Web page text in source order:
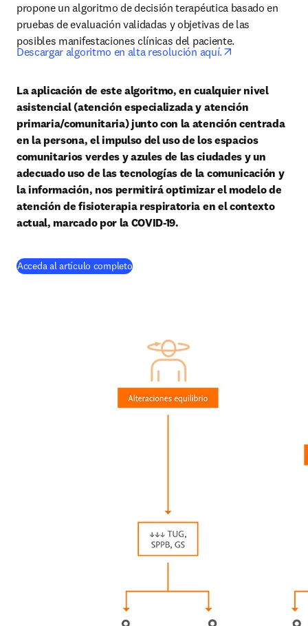
propone un algoritmo de decisión terapéutica basado en
pruebas de evaluación validadas y objetivas de las
posibles manifestaciones clínicas del paciente.
Descargar algoritmo en alta resolución aquí.
La aplicación de este algoritmo, en cualquier nivel
asistencial (atención especializada y atención
primaria/comunitaria) junto con la atención centrada
en la persona, el impulso del uso de los espacios
comunitarios verdes y azules de las ciudades y un
adecuado uso de las tecnologías de la comunicación y
la información, nos permitirá optimizar el modelo de
atención de fisioterapia respiratoria en el contexto
actual, marcado por la COVID-19.
Acceda al artículo completo(